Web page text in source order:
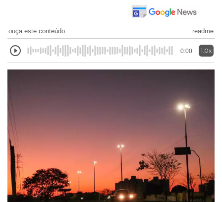
ouça este conteúdo readme
0:00 1.0x